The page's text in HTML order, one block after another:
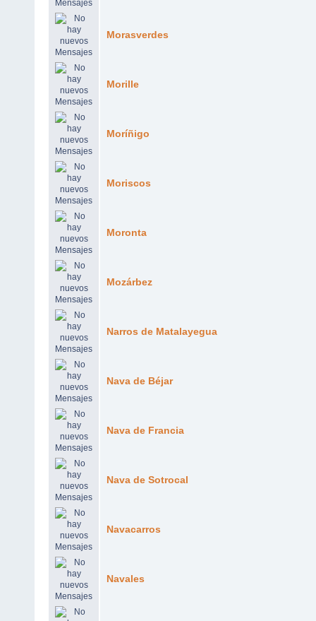
Morasverdes
Morille
Moríñigo
Moriscos
Moronta
Mozárbez
Narros de Matalayegua
Nava de Béjar
Nava de Francia
Nava de Sotrocal
Navacarros
Navales